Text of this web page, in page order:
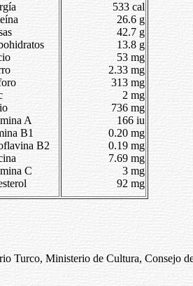
A
B1
B2
C
533 cal
26.6 g
42.7 g
13.8 g
53 mg
2.33 mg
313 mg
2 mg
736 mg
166 iu
0.20 mg
0.19 mg
7.69 mg
3 mg
92 mg
Turco, Ministerio de Cultura, Consejo